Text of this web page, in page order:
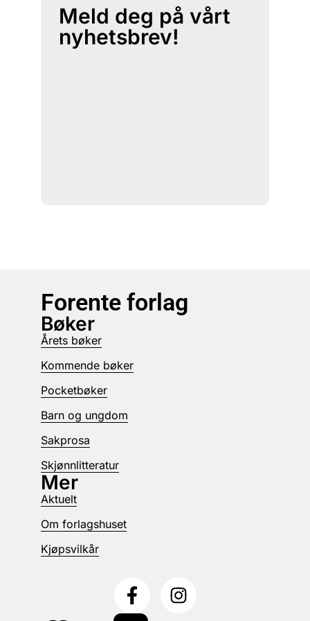
Meld deg på vårt
nyhetsbrev!
Forente forlag
Bøker
Årets bøker
Kommende bøker
Pocketbøker
Barn og ungdom
Sakprosa
Skjønnlitteratur
Mer
Aktuelt
Om forlagshuset
Kjøpsvilkår